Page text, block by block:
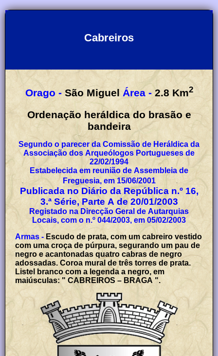
Cabreiros
Orago - São Miguel Área - 2.8 Km2
Ordenação heráldica do brasão e
bandeira
Segundo o parecer da Comissão de Heráldica da
Associação dos Arqueólogos Portugueses de
22/02/1994
Estabelecida em reunião de Assembleia de
Freguesia, em 15/06/2001
Publicada no Diário da República n.º 16,
3.ª Série, Parte A de 20/01/2003
Registado na Direcção Geral de Autarquias
Locais, com o n.º 044/2003, em 05/02/2003
Armas - Escudo de prata, com um cabreiro vestido
com uma croça de púrpura, segurando um pau de
negro e acantonadas quatro cabras de negro
adossadas. Coroa mural de três torres de prata.
Listel branco com a legenda a negro, em
maiúsculas: " CABREIROS – BRAGA ".